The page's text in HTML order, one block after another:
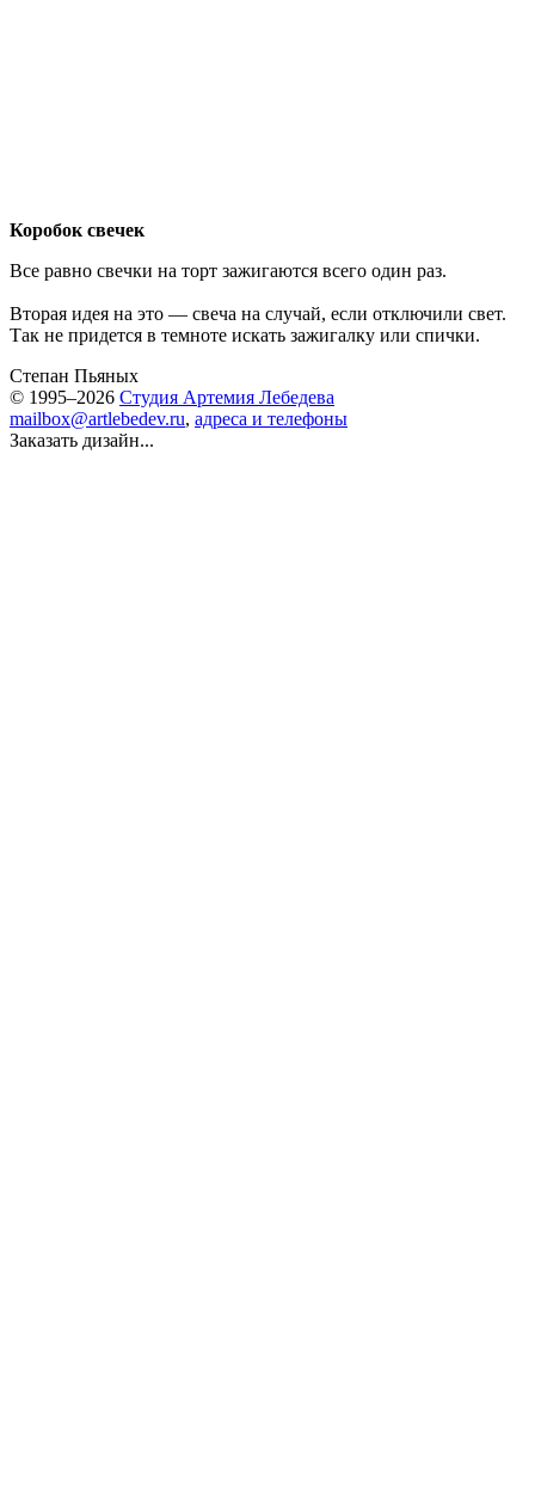
Коробок свечек
Все равно свечки на торт зажигаются всего один раз.
Вторая идея на это — свеча на случай, если отключили свет.
Так не придется в темноте искать зажигалку или спички.
Степан Пьяных
© 1995–2026 Студия Артемия Лебедева
mailbox@artlebedev.ru, адреса и телефоны
Заказать дизайн...